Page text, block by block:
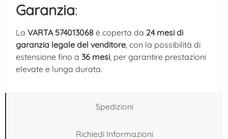
Spedizioni
Richiedi Informazioni
Garanzia:
La VARTA 574013068 è coperta da 24 mesi di
garanzia legale del venditore , con la possibilità di
estensione fino a 36 mesi , per garantire prestazioni
elevate e lunga durata.